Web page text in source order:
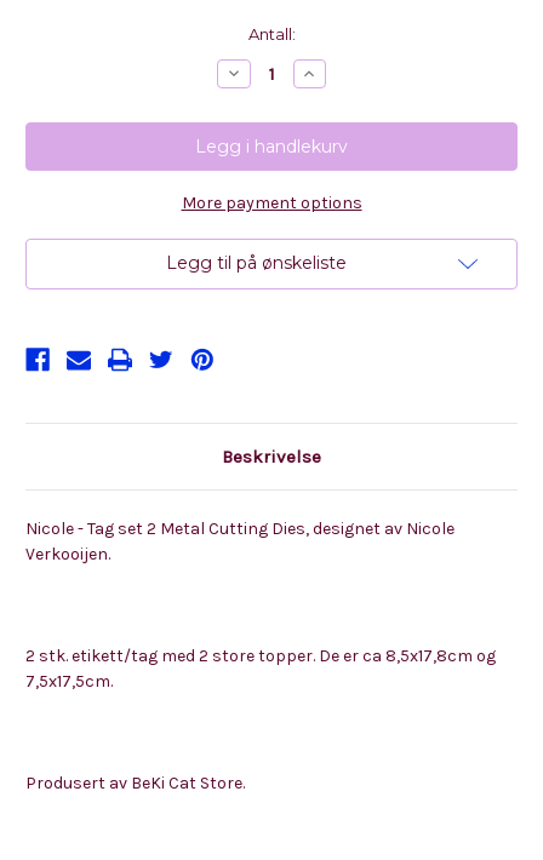
Antall:
Reduser
antall
Nicole
-
Elegant
Tag
Metal
Dies
Øk
antall
Nicole
-
Elegant
Tag
Metal
Dies
More payment options
Legg til på ønskeliste
Beskrivelse
Nicole - Tag set 2 Metal Cutting Dies, designet av Nicole
Verkooijen.
2 stk. etikett/tag med 2 store topper. De er ca 8,5x17,8cm og
7,5x17,5cm.
Produsert av BeKi Cat Store.